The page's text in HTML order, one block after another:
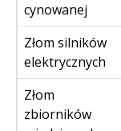
cynowanej
Złom silników
elektrycznych
Złom
zbiorników